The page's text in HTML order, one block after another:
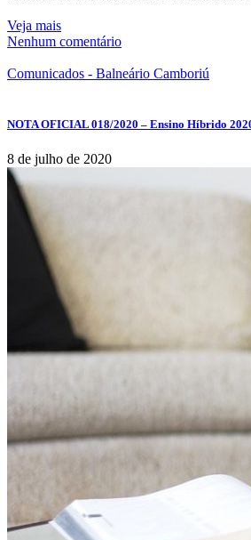
Veja mais
Nenhum comentário
Comunicados - Balneário Camboriú
NOTA OFICIAL 018/2020 – Ensino Híbrido
8 de julho de 2020